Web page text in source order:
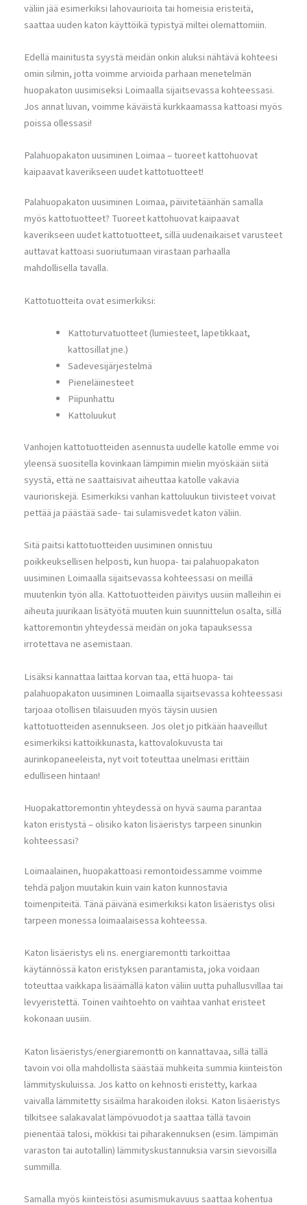
väliin jää esimerkiksi lahovaurioita tai homeisia eristeitä,
saattaa uuden katon käyttöikä typistyä miltei olemattomiin.
Edellä mainitusta syystä meidän onkin aluksi nähtävä kohteesi
omin silmin, jotta voimme arvioida parhaan menetelmän
huopakaton uusimiseksi Loimaalla sijaitsevassa kohteessasi.
Jos annat luvan, voimme käväistä kurkkaamassa kattoasi myös
poissa ollessasi!
Palahuopakaton uusiminen Loimaa – tuoreet kattohuovat
kaipaavat kaverikseen uudet kattotuotteet!
Palahuopakaton uusiminen Loimaa, päivitetäänhän samalla
myös kattotuotteet? Tuoreet kattohuovat kaipaavat
kaverikseen uudet kattotuotteet, sillä uudenaikaiset varusteet
auttavat kattoasi suoriutumaan virastaan parhaalla
mahdollisella tavalla.
Kattotuotteita ovat esimerkiksi:
Kattoturvatuotteet (lumiesteet, lapetikkaat,
kattosillat jne.)
Sadevesijärjestelmä
Pieneläinesteet
Piipunhattu
Kattoluukut
Vanhojen kattotuotteiden asennusta uudelle katolle emme voi
yleensä suositella kovinkaan lämpimin mielin myöskään siitä
syystä, että ne saattaisivat aiheuttaa katolle vakavia
vaurioriskejä. Esimerkiksi vanhan kattoluukun tiivisteet voivat
pettää ja päästää sade- tai sulamisvedet katon väliin.
Sitä paitsi kattotuotteiden uusiminen onnistuu
poikkeuksellisen helposti, kun huopa- tai palahuopakaton
uusiminen Loimaalla sijaitsevassa kohteessasi on meillä
muutenkin työn alla. Kattotuotteiden päivitys uusiin malleihin ei
aiheuta juurikaan lisätyötä muuten kuin suunnittelun osalta, sillä
kattoremontin yhteydessä meidän on joka tapauksessa
irrotettava ne asemistaan.
Lisäksi kannattaa laittaa korvan taa, että huopa- tai
palahuopakaton uusiminen Loimaalla sijaitsevassa kohteessasi
tarjoaa otollisen tilaisuuden myös täysin uusien
kattotuotteiden asennukseen. Jos olet jo pitkään haaveillut
esimerkiksi kattoikkunasta, kattovalokuvusta tai
aurinkopaneeleista, nyt voit toteuttaa unelmasi erittäin
edulliseen hintaan!
Huopakattoremontin yhteydessä on hyvä sauma parantaa
katon eristystä – olisiko katon lisäeristys tarpeen sinunkin
kohteessasi?
Loimaalainen, huopakattoasi remontoidessamme voimme
tehdä paljon muutakin kuin vain katon kunnostavia
toimenpiteitä. Tänä päivänä esimerkiksi katon lisäeristys olisi
tarpeen monessa loimaalaisessa kohteessa.
Katon lisäeristys eli ns. energiaremontti tarkoittaa
käytännössä katon eristyksen parantamista, joka voidaan
toteuttaa vaikkapa lisäämällä katon väliin uutta puhallusvillaa tai
levyeristettä. Toinen vaihtoehto on vaihtaa vanhat eristeet
kokonaan uusiin.
Katon lisäeristys/energiaremontti on kannattavaa, sillä tällä
tavoin voi olla mahdollista säästää muhkeita summia kiinteistön
lämmityskuluissa. Jos katto on kehnosti eristetty, karkaa
vaivalla lämmitetty sisäilma harakoiden iloksi. Katon lisäeristys
tilkitsee salakavalat lämpövuodot ja saattaa tällä tavoin
pienentää talosi, mökkisi tai piharakennuksen (esim. lämpimän
varaston tai autotallin) lämmityskustannuksia varsin sievoisilla
summilla.
Samalla myös kiinteistösi asumismukavuus saattaa kohentua